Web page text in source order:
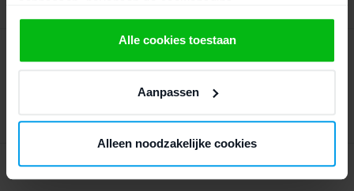
We werken samen met21 derdendie uw gegevens
kunnen ontvangen en verwerken.
Alle cookies toestaan
Aanpassen
Alleen noodzakelijke cookies
iPad mini 6 (2021) tempered glass
Morgen in huis*